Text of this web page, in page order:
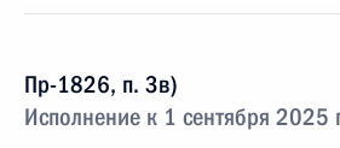
Пр-1826, п. 3в)
Исполнение к 1 сентября 2025